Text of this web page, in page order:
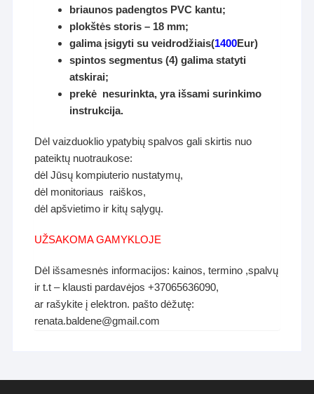
briaunos padengtos PVC kantu;
plokštės storis – 18 mm;
galima įsigyti su veidrodžiais(1400Eur)
spintos segmentus (4) galima statyti
atskirai;
prekė nesurinkta, yra išsami surinkimo
instrukcija.
Dėl vaizduoklio ypatybių spalvos gali skirtis nuo
pateiktų nuotraukose:
dėl Jūsų kompiuterio nustatymų,
dėl monitoriaus raiškos,
dėl apšvietimo ir kitų sąlygų.
UŽSAKOMA GAMYKLOJE
Dėl išsamesnės informacijos: kainos, termino ,spalvų
ir t.t – klausti pardavėjos +37065636090,
ar rašykite į elektron. pašto dėžutę:
renata.baldene@gmail.com